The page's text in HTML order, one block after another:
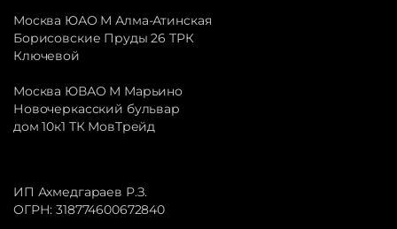
Москва ЮАО М Алма-Атинская
Борисовские Пруды 26 ТРК
Ключевой
Москва ЮВАО М Марьино
Новочеркасский бульвар
дом 10к1 ТК МовТрейд
ИП Ахмедгараев Р.З.
ОГРН: 318774600672840